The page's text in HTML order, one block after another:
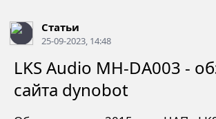
Статьи
25-09-2023, 14:48
LKS Audio MH-DA003 -
сайта dynobot